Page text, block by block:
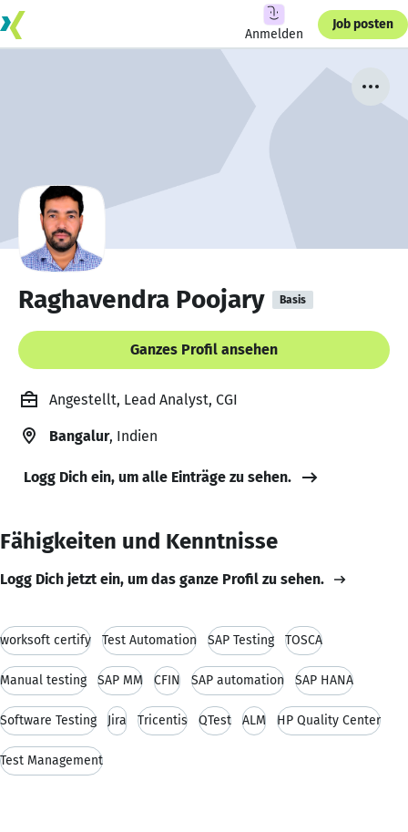
Anmelden
Job posten
Raghavendra Poojary Basis
Ganzes Profil ansehen
Angestellt, Lead Analyst, CGI
Bangalur, Indien
Logg Dich ein, um alle Einträge zu sehen.
Fähigkeiten und Kenntnisse
Logg Dich jetzt ein, um das ganze Profil zu sehen.
worksoft certify Test Automation SAP Testing TOSCA
Manual testing SAP MM CFIN SAP automation SAP HANA
Software Testing Jira Tricentis QTest ALM HP Quality Center
Test Management